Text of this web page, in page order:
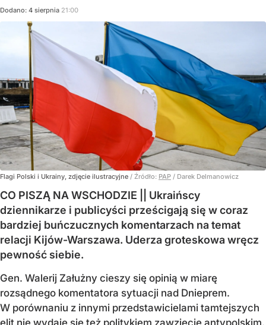
Dodano: 4 sierpnia 21:00
Flagi Polski i Ukrainy, zdjęcie ilustracyjne / Źródło: PAP / Darek Delmanowicz
CO PISZĄ NA WSCHODZIE || Ukraińscy
dziennikarze i publicyści prześcigają się w coraz
bardziej buńczucznych komentarzach na temat
relacji Kijów-Warszawa. Uderza groteskowa wręcz
pewność siebie.
Gen. Walerij Załużny cieszy się opinią w miarę
rozsądnego komentatora sytuacji nad Dnieprem.
W porównaniu z innymi przedstawicielami tamtejszych